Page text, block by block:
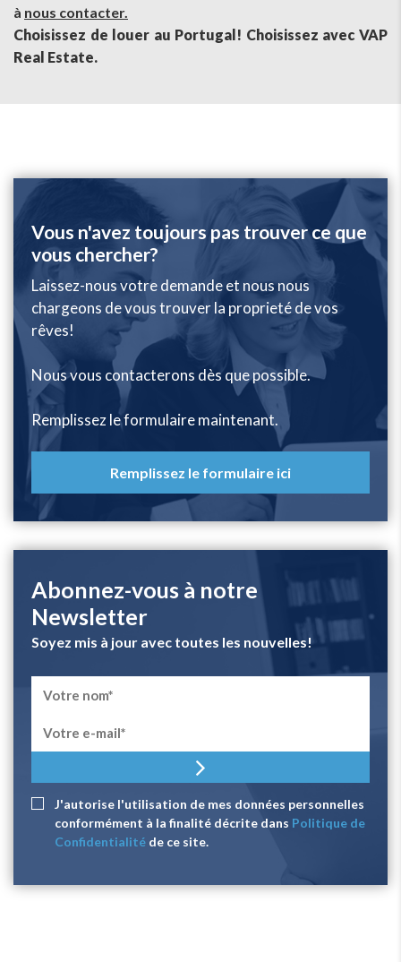
à nous contacter.
Choisissez de louer au Portugal! Choisissez avec VAP
Real Estate.
Vous n'avez toujours pas trouver ce que
vous chercher?
Laissez-nous votre demande et nous nous
chargeons de vous trouver la proprieté de vos
rêves!
Nous vous contacterons dès que possible.
Remplissez le formulaire maintenant.
Remplissez le formulaire ici
Abonnez-vous à notre
Newsletter
Soyez mis à jour avec toutes les nouvelles!
J'autorise l'utilisation de mes données personnelles
conformément à la finalité décrite dans Politique de
Confidentialité de ce site.